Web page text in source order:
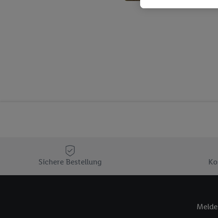
Sichere Bestellung
genauen
können, um Sie in
Hierzu wird von uns
Zudem erlauben Sie
den Lidl-Diensten
verwenden, um Sie
Insbesondere können